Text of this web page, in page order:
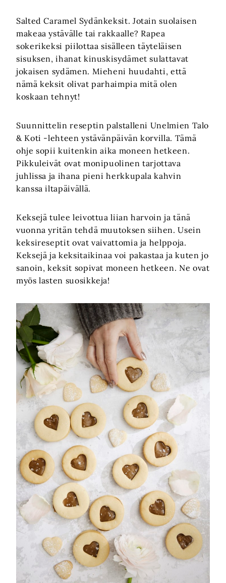
Salted Caramel Sydänkeksit. Jotain suolaisen
makeaa ystävälle tai rakkaalle? Rapea
sokerikeksi piilottaa sisälleen täyteläisen
sisuksen, ihanat kinuskisydämet sulattavat
jokaisen sydämen. Mieheni huudahti, että
nämä keksit olivat parhaimpia mitä olen
koskaan tehnyt!
Suunnittelin reseptin palstalleni Unelmien Talo
& Koti -lehteen ystävänpäivän korvilla. Tämä
ohje sopii kuitenkin aika moneen hetkeen.
Pikkuleivät ovat monipuolinen tarjottava
juhlissa ja ihana pieni herkkupala kahvin
kanssa iltapäivällä.
Keksejä tulee leivottua liian harvoin ja tänä
vuonna yritän tehdä muutoksen siihen. Usein
keksireseptit ovat vaivattomia ja helppoja.
Keksejä ja keksitaikinaa voi pakastaa ja kuten jo
sanoin, keksit sopivat moneen hetkeen. Ne ovat
myös lasten suosikkeja!